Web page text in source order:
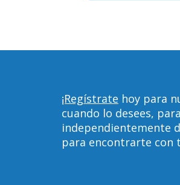
¡Regístrate hoy para
cuando lo desees,
independientemente
para encontrarte con